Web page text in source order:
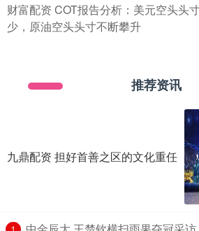
财富配资 COT报告分析：美元空头头
少，原油空头头寸不断攀升
推荐资讯
九鼎配资 担好首善之区的文化重任